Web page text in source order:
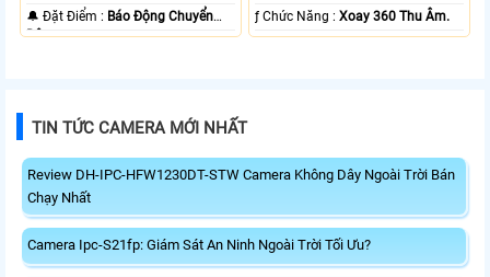
️🔔 Đặt Điểm : Báo Động Chuyển
Động.
️ƒ Chức Năng :Xoay 360 Thu Âm.
TIN TỨC CAMERA MỚI NHẤT
Review DH-IPC-HFW1230DT-STW Camera Không Dây Ngoài Trời Bán
Chạy Nhất
Camera Ipc-S21fp: Giám Sát An Ninh Ngoài Trời Tối Ưu?